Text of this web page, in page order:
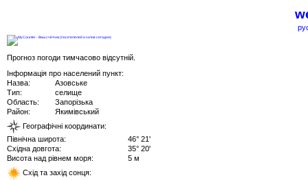
Прогноз погоди тимчасово відсутній.
Інформація про населений пункт:
Назва:
Азовське
Тип:
селище
Область:
Запорізька
Район:
Якимівський
Географічні координати:
Північна широта:
46° 21'
Східна довгота:
35° 20'
Висота над рівнем моря:
5 м
Схід та захід сонця: